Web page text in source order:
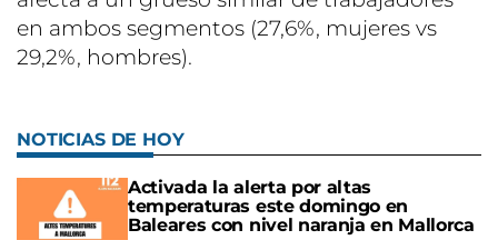
en ambos segmentos (27,6%, mujeres vs
29,2%, hombres).
NOTICIAS DE HOY
Activada la alerta por altas
temperaturas este domingo en
Baleares con nivel naranja en Mallorca